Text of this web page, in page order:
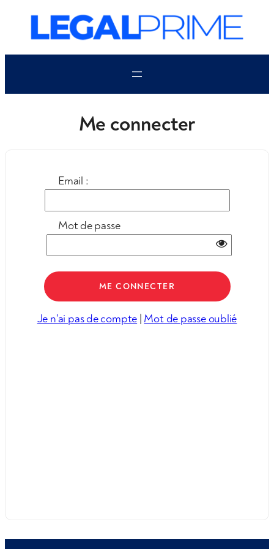
contenu
Me connecter
Email :
Mot de passe
Je n'ai pas de compte | Mot de passe oublié